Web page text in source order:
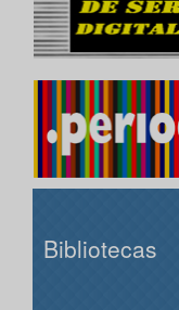
Bibliotecas